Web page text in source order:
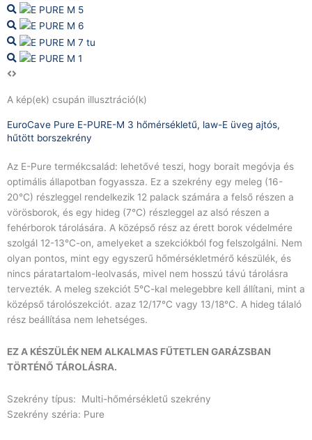
A kép(ek) csupán illusztráció(k)
EuroCave Pure E-PURE-M 3 hőmérsékletű, law-E üveg ajtós,
hűtött borszekrény
Az E-Pure termékcsalád: lehetővé teszi, hogy borait megóvja és
optimális állapotban fogyassza. Ez a szekrény egy meleg (16-
20°C) részleggel rendelkezik 12 palack számára a felső részen a
vörösborok, és egy hideg (7°C) részleggel az alsó részen a
fehérborok tárolására. A középső rész az érett borok védelmére
szolgál 12-13°C-on, amelyeket a szekciókból fog felszolgálni. Nem
olyan pontos, mint egy egyszerű hőmérsékletmérő készülék, és
nincs páratartalom-leolvasás, mivel nem hosszú távú tárolásra
tervezték. A meleg szekciót 5°C-kal melegebbre kell állítani, mint a
középső tárolószekciót. azaz 12/17°C vagy 13/18°C. A hideg tálaló
rész beállítása nem lehetséges.
EZ A KÉSZÜLÉK NEM ALKALMAS FŰTETLEN GARÁZSBAN
TÖRTÉNŐ TÁROLÁSRA.
Szekrény típus: Multi-hőmérsékletű szekrény
Szekrény széria: Pure